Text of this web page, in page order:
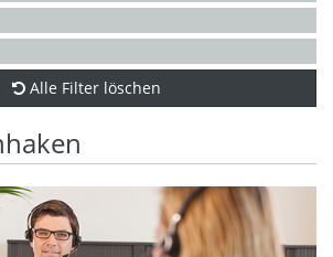
Alle Filter löschen